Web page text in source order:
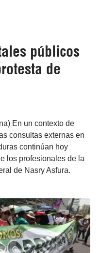
públicos
de
En un contexto de
consultas externas en
continúan hoy
los profesionales de la
de Nasry Asfura.